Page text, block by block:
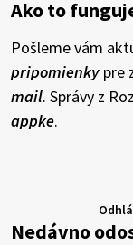
Ako to
Pošleme vám
pripomienky pre
mail. Správy z
appke.
Nedávno